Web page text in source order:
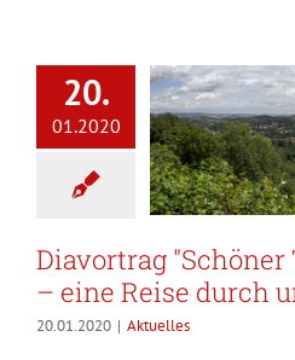
20.
01.2020
Diavortrag
– eine Reise durch
20.01.2020 | Aktuelles